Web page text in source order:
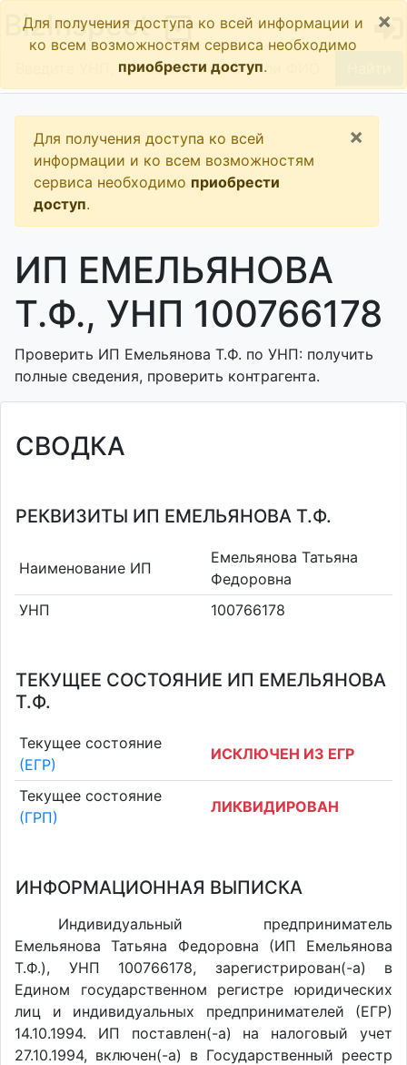
BizInspect
Для получения доступа ко всей информации и
ко всем возможностям сервиса необходимо
приобрести доступ.
×
Для получения доступа ко всей
информации и ко всем возможностям
сервиса необходимо приобрести
доступ.
×
ИП ЕМЕЛЬЯНОВА
Т.Ф., УНП 100766178
Проверить ИП Емельянова Т.Ф. по УНП: получить
полные сведения, проверить контрагента.
СВОДКА
РЕКВИЗИТЫ ИП ЕМЕЛЬЯНОВА Т.Ф.
Наименование ИП
Емельянова Татьяна
Федоровна
УНП
100766178
ТЕКУЩЕЕ СОСТОЯНИЕ ИП ЕМЕЛЬЯНОВА
Т.Ф.
Текущее состояние
(ЕГР)
ИСКЛЮЧЕН ИЗ ЕГР
Текущее состояние
(ГРП)
ЛИКВИДИРОВАН
ИНФОРМАЦИОННАЯ ВЫПИСКА
Индивидуальный предприниматель
Емельянова Татьяна Федоровна (ИП Емельянова
Т.Ф.), УНП 100766178, зарегистрирован(-а) в
Едином государственном регистре юридических
лиц и индивидуальных предпринимателей (ЕГР)
14.10.1994. ИП поставлен(-a) на налоговый учет
27.10.1994, включен(-a) в Государственный реестр